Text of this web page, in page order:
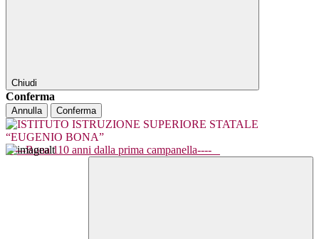
Chiudi
Conferma
Annulla Conferma
----Bona 110 anni dalla prima campanella----